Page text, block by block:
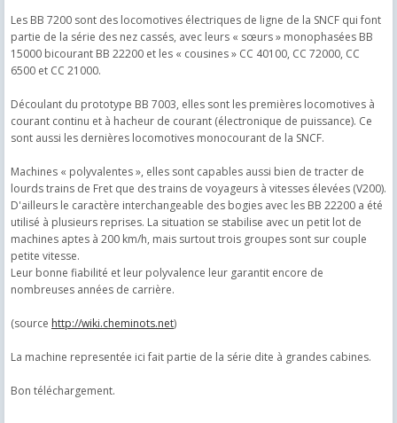
Les BB 7200 sont des locomotives électriques de ligne de la SNCF qui font
partie de la série des nez cassés, avec leurs « sœurs » monophasées BB
15000 bicourant BB 22200 et les « cousines » CC 40100, CC 72000, CC
6500 et CC 21000.
Découlant du prototype BB 7003, elles sont les premières locomotives à
courant continu et à hacheur de courant (électronique de puissance). Ce
sont aussi les dernières locomotives monocourant de la SNCF.
Machines « polyvalentes », elles sont capables aussi bien de tracter de
lourds trains de Fret que des trains de voyageurs à vitesses élevées (V200).
D'ailleurs le caractère interchangeable des bogies avec les BB 22200 a été
utilisé à plusieurs reprises. La situation se stabilise avec un petit lot de
machines aptes à 200 km/h, mais surtout trois groupes sont sur couple
petite vitesse.
Leur bonne fiabilité et leur polyvalence leur garantit encore de
nombreuses années de carrière.
(source http://wiki.cheminots.net)
La machine representée ici fait partie de la série dite à grandes cabines.
Bon téléchargement.